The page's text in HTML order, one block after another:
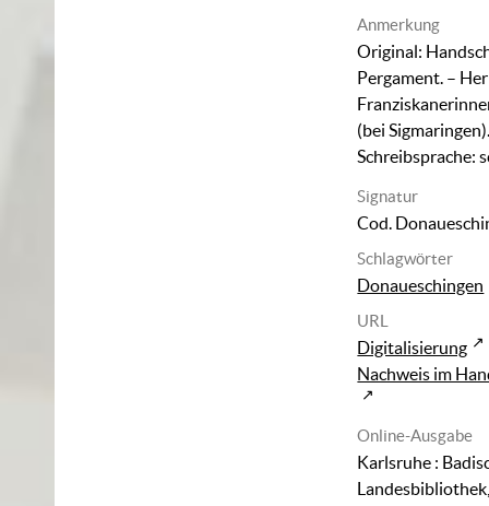
Anmerkung
Original:
Pergament. –
(bei
Schreibsprache:
Signatur
Cod.
Schlagwörter
Donaueschingen
URL
Digitalisierung
Nachweis im
Online-Ausgabe
Karlsruhe :